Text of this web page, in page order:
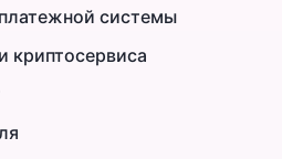
системы
криптосервиса